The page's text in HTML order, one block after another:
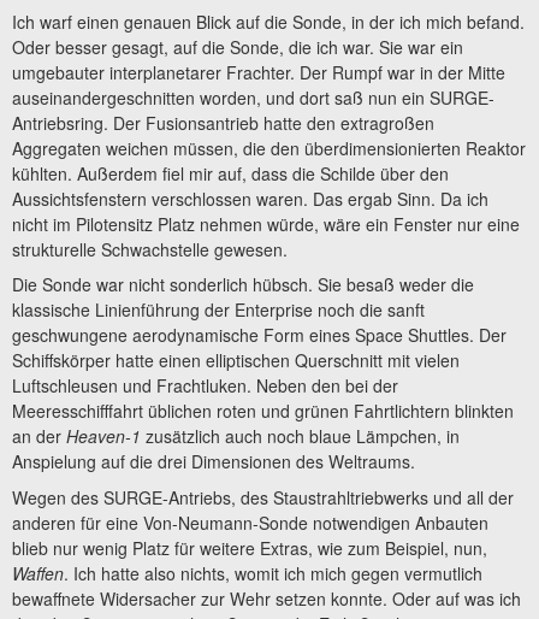
Ich warf einen genauen Blick auf die Sonde, in der ich mich befand.
Oder besser gesagt, auf die Sonde, die ich war. Sie war ein
umgebauter interplanetarer Frachter. Der Rumpf war in der Mitte
auseinandergeschnitten worden, und dort saß nun ein SURGE-
Antriebsring. Der Fusionsantrieb hatte den extragroßen
Aggregaten weichen müssen, die den überdimensionierten Reaktor
kühlten. Außerdem fiel mir auf, dass die Schilde über den
Aussichtsfenstern verschlossen waren. Das ergab Sinn. Da ich
nicht im Pilotensitz Platz nehmen würde, wäre ein Fenster nur eine
strukturelle Schwachstelle gewesen.
Die Sonde war nicht sonderlich hübsch. Sie besaß weder die
klassische Linienführung der Enterprise noch die sanft
geschwungene aerodynamische Form eines Space Shuttles. Der
Schiffskörper hatte einen elliptischen Querschnitt mit vielen
Luftschleusen und Frachtluken. Neben den bei der
Meeresschifffahrt üblichen roten und grünen Fahrtlichtern blinkten
an der Heaven-1 zusätzlich auch noch blaue Lämpchen, in
Anspielung auf die drei Dimensionen des Weltraums.
Wegen des SURGE-Antriebs, des Staustrahltriebwerks und all der
anderen für eine Von-Neumann-Sonde notwendigen Anbauten
blieb nur wenig Platz für weitere Extras, wie zum Beispiel, nun,
Waffen. Ich hatte also nichts, womit ich mich gegen vermutlich
bewaffnete Widersacher zur Wehr setzen konnte. Oder auf was ich